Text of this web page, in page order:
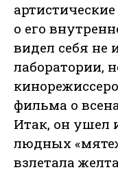
о его
видел себя не
лаборатории,
фильма о
Итак, он ушел
людных
взлетала